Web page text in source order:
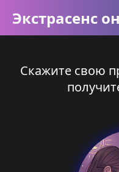
Экстрасенс
Скажите свою